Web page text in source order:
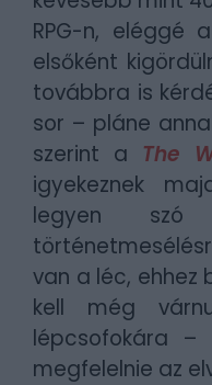
RPG-n, eléggé
elsőként
továbbra is
sor – pláne
szerint a The
igyekeznek
legyen szó
van a léc, ehhez
kell még
lépcsofokára –
megfelelnie az